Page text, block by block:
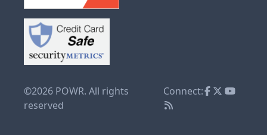
©2026 POWR. All rights
reserved
Connect: